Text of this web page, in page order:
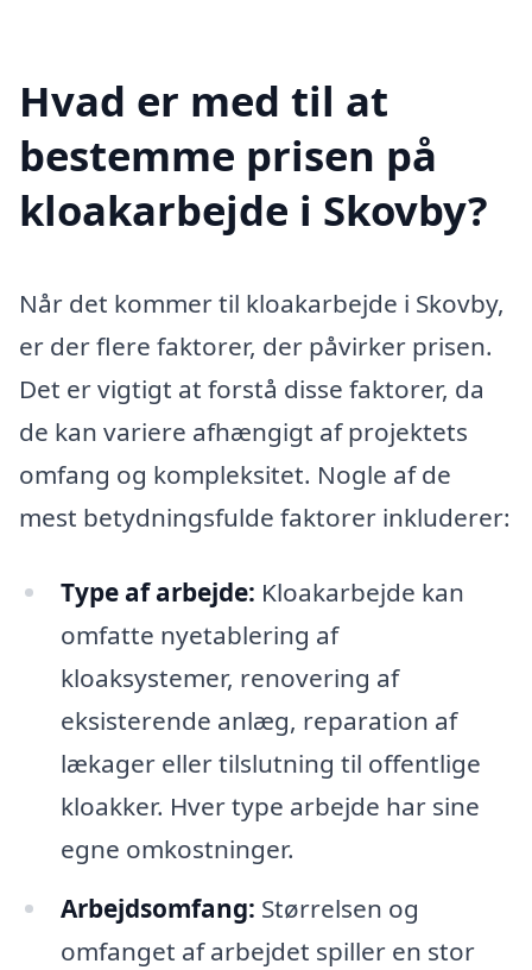
Hvad er med til at
bestemme prisen på
kloakarbejde i Skovby?
Når det kommer til kloakarbejde i Skovby,
er der flere faktorer, der påvirker prisen.
Det er vigtigt at forstå disse faktorer, da
de kan variere afhængigt af projektets
omfang og kompleksitet. Nogle af de
mest betydningsfulde faktorer inkluderer:
Type af arbejde: Kloakarbejde kan
omfatte nyetablering af
kloaksystemer, renovering af
eksisterende anlæg, reparation af
lækager eller tilslutning til offentlige
kloakker. Hver type arbejde har sine
egne omkostninger.
Arbejdsomfang: Størrelsen og
omfanget af arbejdet spiller en stor